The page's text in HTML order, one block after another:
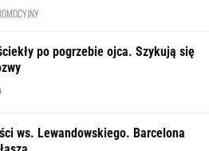
po pogrzebie ojca. Szykują się
ws. Lewandowskiego. Barcelona